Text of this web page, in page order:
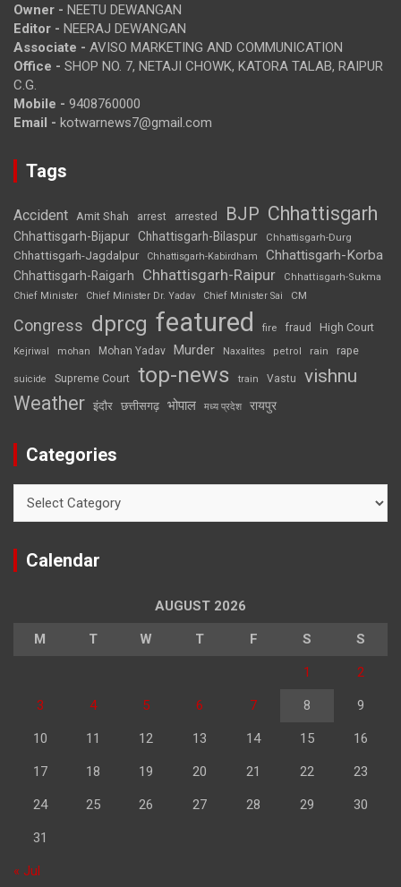
Owner - NEETU DEWANGAN
Editor - NEERAJ DEWANGAN
Associate - AVISO MARKETING AND COMMUNICATION
Office - SHOP NO. 7, NETAJI CHOWK, KATORA TALAB, RAIPUR
C.G.
Mobile - 9408760000
Email - kotwarnews7@gmail.com
Tags
Accident Amit Shah arrest arrested BJP Chhattisgarh
Chhattisgarh-Bijapur Chhattisgarh-Bilaspur Chhattisgarh-Durg
Chhattisgarh-Jagdalpur Chhattisgarh-Kabirdham Chhattisgarh-Korba
Chhattisgarh-Raigarh Chhattisgarh-Raipur
Chhattisgarh-Sukma
Chief Minister
Chief Minister Dr. Yadav Chief Minister Sai CM
Congress dprcg featured fire fraud High Court
Kejriwal mohan Mohan Yadav Murder Naxalites petrol rain rape
suicide Supreme Court top-news train Vastu vishnu
Weather इंदौर छत्तीसगढ़ भोपाल मध्य प्रदेश रायपुर
Categories
Calendar
AUGUST 2026
M T W T F S S
1 2
3 4 5 6 7 8 9
10 11 12 13 14 15 16
17 18 19 20 21 22 23
24 25 26 27 28 29 30
31
« Jul